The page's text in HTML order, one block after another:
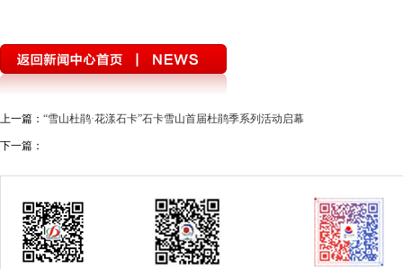
上一篇： “雪山杜鹃·花漾石卡”石卡雪山首届杜鹃季系列活动启幕
下一篇：